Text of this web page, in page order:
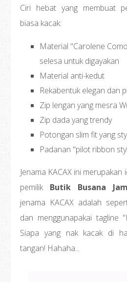
Ciri hebat yang membuat
biasa kacak:
Material "Carolene
selesa untuk digayakan
Material anti-kedut
Rekabentuk elegan dan
Zip lengan yang mesra
Zip dada yang trendy
Potongan slim fit yang
Padanan "pilot ribbon
Jenama KACAX ini
pemilik Butik Busana
jenama KACAX adalah
dan menggunapakai tagline
Siapa yang nak kacak di
tangan! Hahaha...